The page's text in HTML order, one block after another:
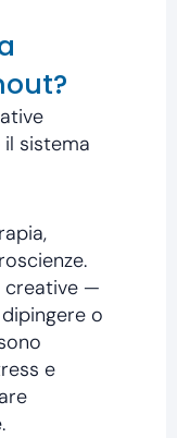
sistema
creative —
o
e